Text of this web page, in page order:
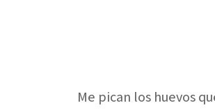
Me pican los huevos